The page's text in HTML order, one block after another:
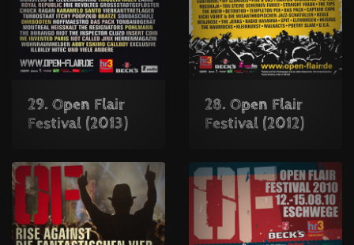
29. Open Flair
Festival (2013)
28. Open Flair
Festival (2012)